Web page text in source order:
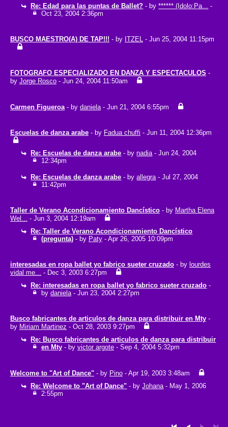
Re: Edad para las puntas de Ballet? - by****** (Idolo:Pa... -
Oct 23, 2004 2:36pm
BUSCO MAESTRO(A) DE TAP!!! - by ITZEL - Jun 25, 2004 11:15pm
FOTOGRAFO ESPECIALIZADO EN DANZA Y ESPECTACULOS -
by Jorge Rosco - Jun 24, 2004 11:50am
Carmen Figueroa - by daniela- Jun 21, 2004 6:55pm
Escuelas de danza arabe - by Fadua chuffi - Jun 11, 2004 12:36pm
Re: Escuelas de danza arabe - bynadia- Jun 24, 2004
12:34pm
Re: Escuelas de danza arabe - byallegra- Jul 27, 2004
11:42pm
Taller de Verano Acondicionamiento Dancístico - by Martha Elena
Wel... - Jun 3, 2004 12:19am
Re: Taller de Verano Acondicionamiento Dancístico
(pregunta) - by Paty- Apr 26, 2005 10:09pm
interesadas en ropa ballet yo fabrico sueter cruzado - by lourdes
vidal me... - Dec 3, 2003 6:27pm
Re: interesadas en ropa ballet yo fabrico sueter cruzado -
by daniela- Jun 23, 2004 2:27pm
Busco fabricantes de articulos de danza para distribuir en Mty -
by Miriam Martinez - Oct 28, 2003 9:27pm
Re: Busco fabricantes de articulos de danza para distribuir
en Mty - by victor argote- Sep 4, 2004 5:32pm
Welcome to "Art of Dance" - by Pino - Apr 19, 2003 3:48am
Re: Welcome to "Art of Dance" - byJohana- May 1, 2006
2:55pm